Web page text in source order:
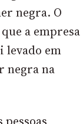
negra. O
a empresa
levado em
negra na